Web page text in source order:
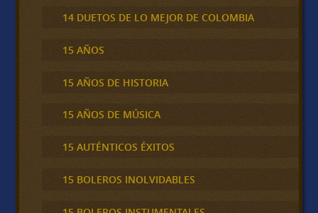
14 DUETOS DE LO MEJOR DE COLOMBIA
15 AÑOS
15 AÑOS DE HISTORIA
15 AÑOS DE MÚSICA
15 AUTÉNTICOS ÉXITOS
15 BOLEROS INOLVIDABLES